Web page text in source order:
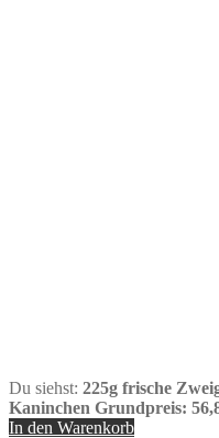
Du siehst: 225g frische
Kaninchen Grundpreis:
In den Warenkorb